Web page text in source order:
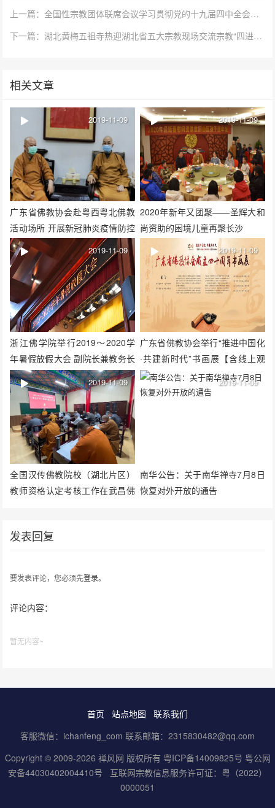
上一篇：全国性宗教团体联席会议学习贯彻党的十九届四中全会精神
下一篇：湖北黄梅五祖寺热迎湖北省五大宗教现场交流宗教“四进”工作
相关文章
广东省佛教协会赴粤西粤北佛教
活动场所 开展新冠肺炎疫情防控
调研
2019-11-09
2020年新年又团聚——圣辉大和
尚资助的困境儿童再聚长沙
2019-11-09
浙江佛学院举行2019～2020学
年暑假放假大会 副院长兼教务长
持定法师提四点希望
2019-11-09
广东省佛教协会举行“推进中国化
·共建新时代”书画展【含线上观
展H5】
2019-11-09
全国汉传佛教院校（湖北片区）
教师资格认定考核工作在武昌佛
2019-11-09
南华公告：关于南华禅寺7月8日
恢复对外开放的通告
2019-11-09
发表回复
要发表评论，您必须先登录。
评论内容：
暂无内容~
首页 站点地图
联系我们
客服微信：ichanfeng_com 联系邮箱：2315830482@qq.com
Copyright © 2009-2026 禅风网 版权所有 粤ICP备14009825号 粤公网
安备44030402004410号
互联网宗教信息服务许可证：粤（2022）
0000051